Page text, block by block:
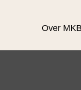
Over